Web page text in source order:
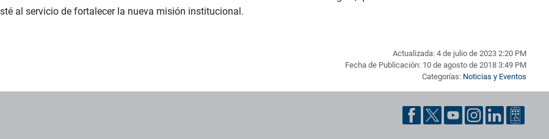
al servicio de fortalecer la nueva misión institucional.
Actualizada: 4 de julio de 2023 2:20 PM
Fecha de Publicación: 10 de agosto de 2018 3:49 PM
Categorías: Noticias y Eventos